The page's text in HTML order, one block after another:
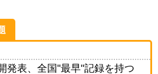
発表、全国"最早"記録を持つ